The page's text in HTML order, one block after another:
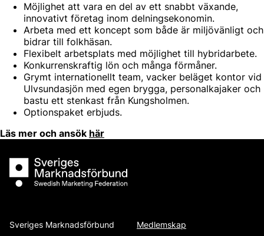
Möjlighet att vara en del av ett snabbt växande,
innovativt företag inom delningsekonomin.
Arbeta med ett koncept som både är miljövänligt och
bidrar till folkhäsan.
Flexibelt arbetsplats med möjlighet till hybridarbete.
Konkurrenskraftig lön och många förmåner.
Grymt internationellt team, vacker beläget kontor vid
Ulvsundasjön med egen brygga, personalkajaker och
bastu ett stenkast från Kungsholmen.
Optionspaket erbjuds.
Läs mer och ansök här
Sveriges Marknadsförbund
Sveriges Marknadsförbund
Medlemskap